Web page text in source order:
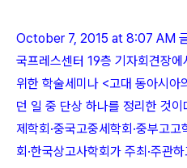
October 7, 2015 at 8:07 AM
국프레스센터 19층 기자회견장
위한 학술세미나 <고대 동아시아
던 일 중 단상 하나를 정리한 것
제학회·중국고중세학회·중부고고
회·한국상고사학회가 주최 ·주관